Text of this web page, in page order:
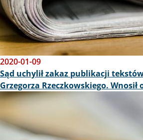
2020-01-09
Sąd uchylił zakaz publikacji
Grzegorza Rzeczkowskiego. Wnosił
Obraz